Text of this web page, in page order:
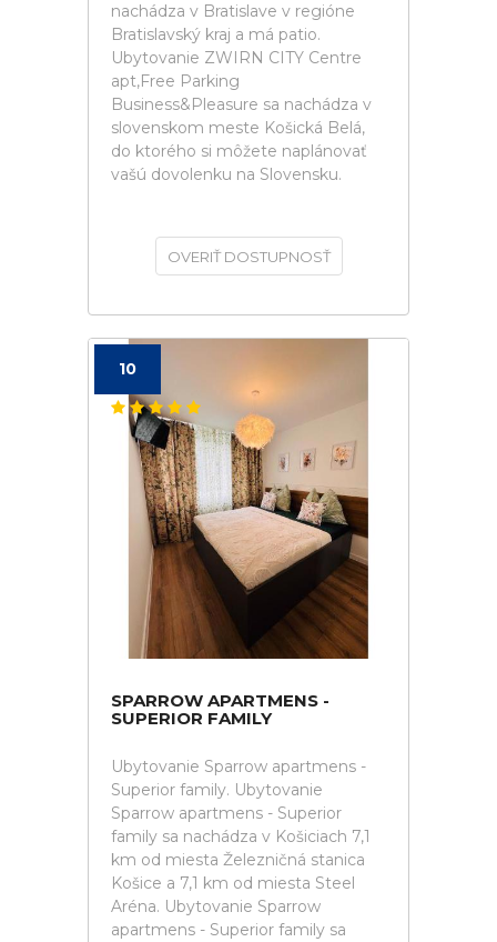
nachádza v Bratislave v regióne
Bratislavský kraj a má patio.
Ubytovanie ZWIRN CITY Centre
apt,Free Parking
Business&Pleasure sa nachádza v
slovenskom meste Košická Belá,
do ktorého si môžete naplánovať
vašú dovolenku na Slovensku.
OVERIŤ DOSTUPNOSŤ
10
SPARROW APARTMENS -
SUPERIOR FAMILY
Ubytovanie Sparrow apartmens -
Superior family. Ubytovanie
Sparrow apartmens - Superior
family sa nachádza v Košiciach 7,1
km od miesta Železničná stanica
Košice a 7,1 km od miesta Steel
Aréna. Ubytovanie Sparrow
apartmens - Superior family sa